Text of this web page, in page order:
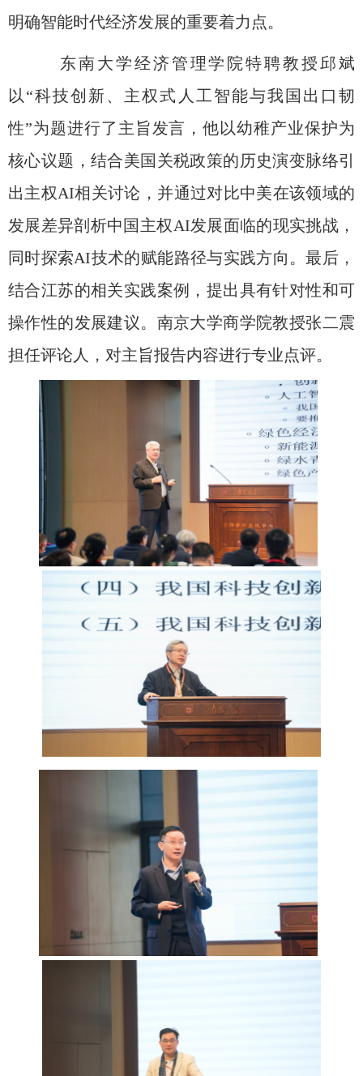
明确智能时代经济发展的重要着力点。
东南大学经济管理学院特聘教授邱斌
以“科技创新、主权式人工智能与我国出口韧
性”为题进行了主旨发言，他以幼稚产业保护为
核心议题，结合美国关税政策的历史演变脉络引
出主权AI相关讨论，并通过对比中美在该领域的
发展差异剖析中国主权 AI发展面临的现实挑战，
同时探索AI技术的赋能路径与实践方向。最后，
结合江苏的相关实践案例，提出具有针对性和可
操作性的发展建议。 南京大学商学院教授张二震
担任评论人，对主旨报告内容进行专业点评。